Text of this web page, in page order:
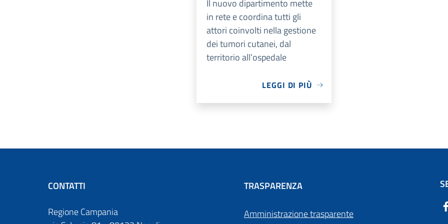
Il nuovo dipartimento mette
in rete e coordina tutti gli
attori coinvolti nella gestione
dei tumori cutanei, dal
territorio all’ospedale
LEGGI DI PIÙ
CONTATTI
Regione Campania
TRASPARENZA
Amministrazione trasparente